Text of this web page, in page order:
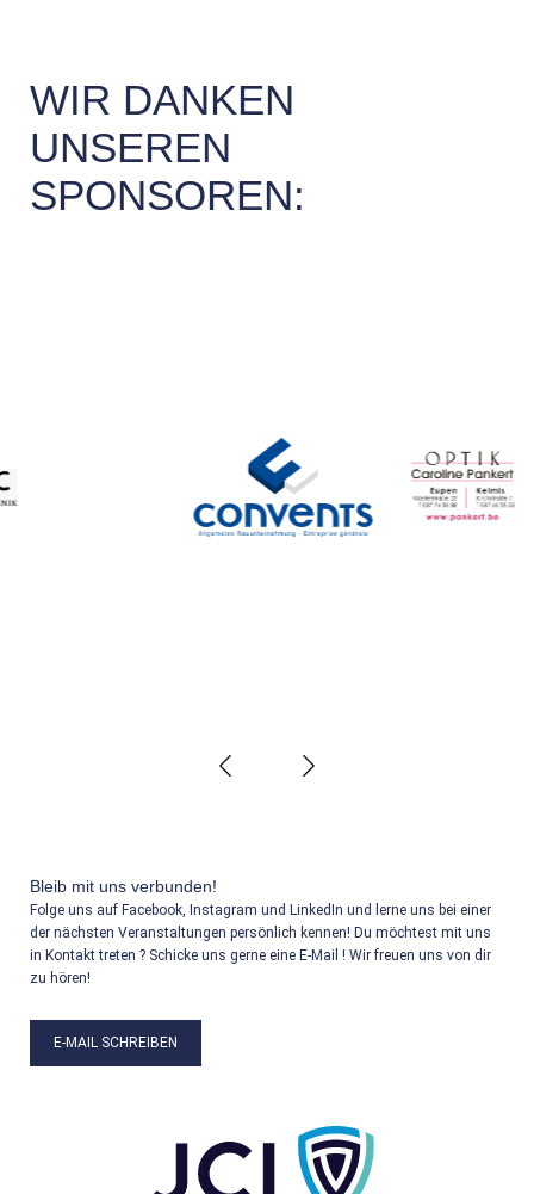
WIR DANKEN
UNSEREN
SPONSOREN:
Bleib mit uns verbunden!
Folge uns auf Facebook, Instagram und LinkedIn und lerne uns bei einer
der nächsten Veranstaltungen persönlich kennen! Du möchtest mit uns
in Kontakt treten ? Schicke uns gerne eine E-Mail ! Wir freuen uns von dir
zu hören!
E-MAIL SCHREIBEN